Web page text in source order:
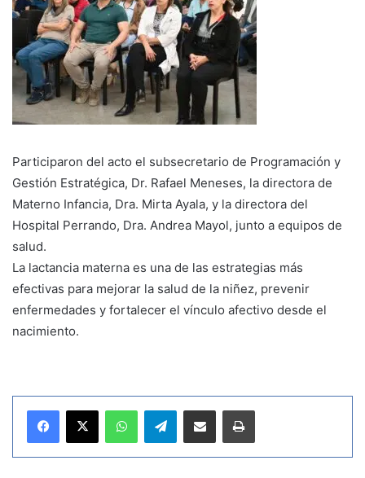
Participaron del acto el subsecretario de Programación y
Gestión Estratégica, Dr. Rafael Meneses, la directora de
Materno Infancia, Dra. Mirta Ayala, y la directora del
Hospital Perrando, Dra. Andrea Mayol, junto a equipos de
salud.
La lactancia materna es una de las estrategias más
efectivas para mejorar la salud de la niñez, prevenir
enfermedades y fortalecer el vínculo afectivo desde el
nacimiento.
Telegram